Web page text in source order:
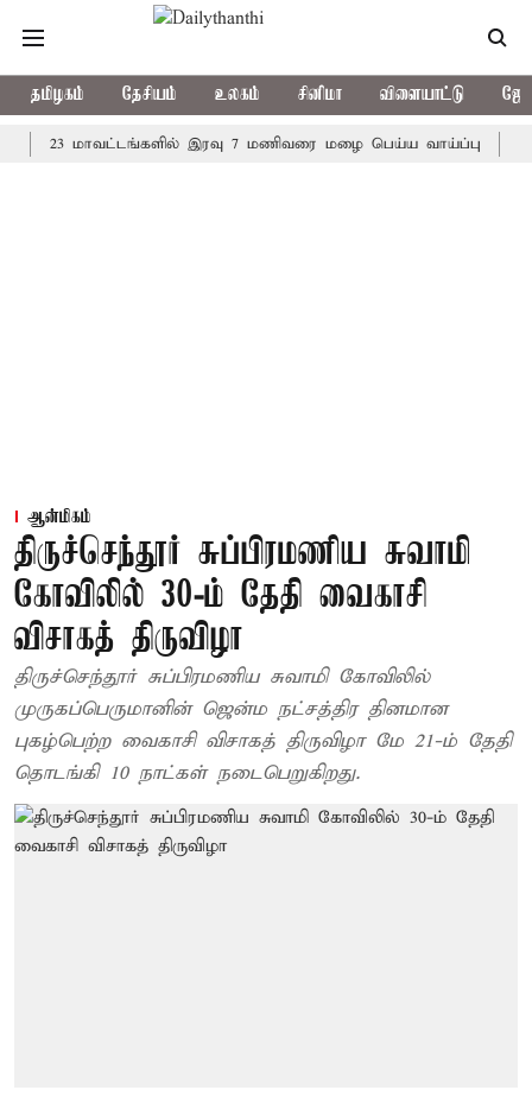
தமிழகம் தேசியம் உலகம் சினிமா விளையாட்டு
மாவட்டங்களில் இரவு 7 மணிவரை மழை பெய்ய வாய்ப்பு கொரிய
ஆன்மிகம்
திருச்செந்தூர் சுப்பிரமணிய சுவாமி
கோவிலில் 30-ம் தேதி வைகாசி
விசாகத் திருவிழா
திருச்செந்தூர் சுப்பிரமணிய சுவாமி கோவிலில்
முருகப்பெருமானின் ஜென்ம நட்சத்திர தினமான
புகழ்பெற்ற வைகாசி விசாகத் திருவிழா மே 21-ம் தேதி
தொடங்கி 10 நாட்கள் நடைபெறுகிறது.